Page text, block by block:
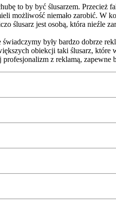
to by być ślusarzem. Przecież
możliwość niemało zarobić. W
ślusarz jest osobą, która nieźle
były bardzo dobrze
obiekcji taki ślusarz,
z reklamą,